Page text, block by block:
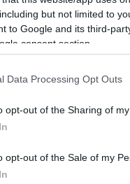
but not limited to
to Google and its third-
consent section.
Data Processing Opt Outs
opt-out of the Sharing of
opt-out of the Sale of my